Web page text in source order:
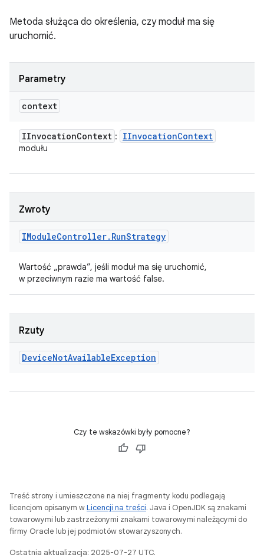
Metoda służąca do określenia, czy moduł ma się
uruchomić.
Parametry
context
IInvocationContext : IInvocationContext
modułu
Zwroty
IModuleController. RunStrategy
Wartość „prawda”, jeśli moduł ma się uruchomić,
w przeciwnym razie ma wartość false.
Rzuty
DeviceNotAvailableException
Czy te wskazówki były pomocne?
Treść strony i umieszczone na niej fragmenty kodu podlegają
licencjom opisanym wLicencji na treści. Java i OpenJDK są znakami
towarowymi lub zastrzeżonymi znakami towarowymi należącymi do
firmy Oracle lub jej podmiotów stowarzyszonych.
Ostatnia aktualizacja: 2025-07-27 UTC.